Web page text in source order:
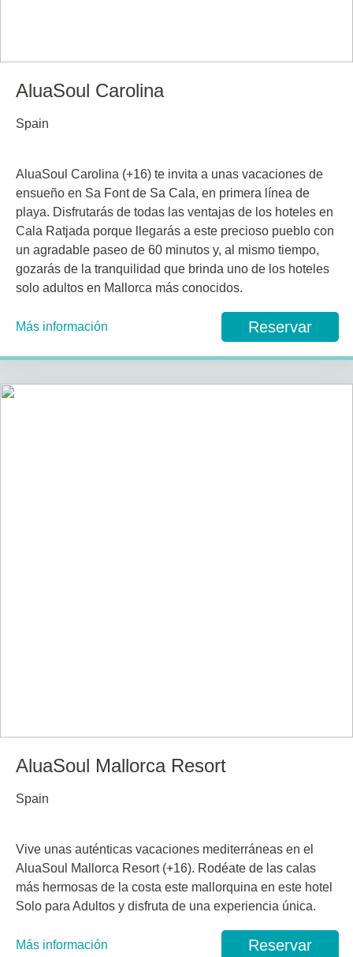
AluaSoul Carolina
Spain
AluaSoul Carolina (+16) te invita a unas vacaciones de
ensueño en Sa Font de Sa Cala, en primera línea de
playa. Disfrutarás de todas las ventajas de los hoteles en
Cala Ratjada porque llegarás a este precioso pueblo con
un agradable paseo de 60 minutos y, al mismo tiempo,
gozarás de la tranquilidad que brinda uno de los hoteles
solo adultos en Mallorca más conocidos.
Más información Reservar
AluaSoul Mallorca Resort
Spain
Vive unas auténticas vacaciones mediterráneas en el
AluaSoul Mallorca Resort (+16). Rodéate de las calas
más hermosas de la costa este mallorquina en este hotel
Solo para Adultos y disfruta de una experiencia única.
Más información Reservar